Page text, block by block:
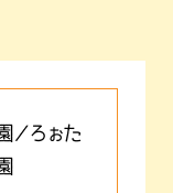
／ろぉた